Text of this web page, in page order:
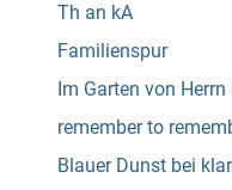
Th an kA
Familienspur
Im Garten von Herrn
remember to
Blauer Dunst bei